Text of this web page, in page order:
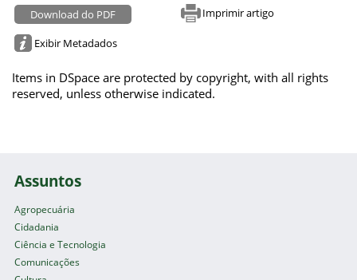
Download do PDF Imprimir artigo
Exibir Metadados
Items in DSpace are protected by copyright, with all rights
reserved, unless otherwise indicated.
Assuntos
Agropecuária
Cidadania
Ciência e Tecnologia
Comunicações